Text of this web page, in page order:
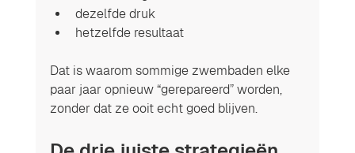
dezelfde druk
hetzelfde resultaat
Dat is waarom sommige zwembaden elke
paar jaar opnieuw “gerepareerd” worden,
zonder dat ze ooit echt goed blijven.